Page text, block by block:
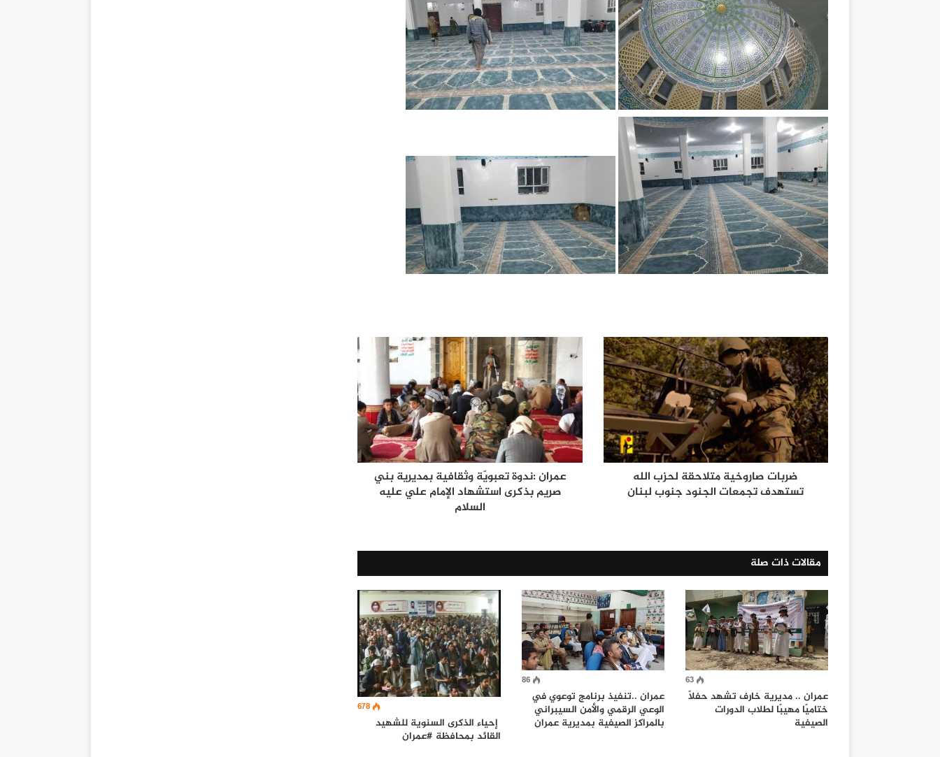
ضربات صاروخية متلاحقة لحزب الله
تستهدف تجمعات الجنود جنوب لبنان
عمران :ندوة تعبويّة وثقافية بمديرية بني
صريم بذكرى استشهاد الإمام علي عليه
السلام
مقالات ذات صلة
63
عمران .. مديرية خارف تشهد حفلًا
ختاميًا مهيبًا لطلاب الدورات
الصيفية
86
عمران ..تنفيذ برنامج توعوي في
الوعي الرقمي والأمن السيبراني
بالمراكز الصيفية بمديرية عمران
678
إحياء الذكرى السنوية للشهيد
القائد بمحافظة #عمران